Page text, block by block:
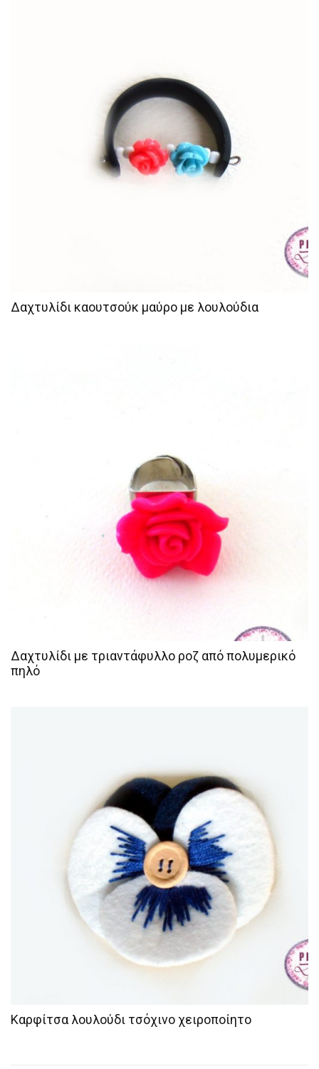
Δαχτυλίδι καουτσούκ μαύρο με λουλούδια
Δαχτυλίδι με τριαντάφυλλο ροζ από πολυμερικό
πηλό
Καρφίτσα λουλούδι τσόχινο χειροποίητο